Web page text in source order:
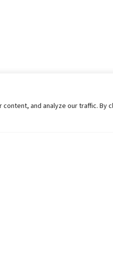
and analyze our traffic. By